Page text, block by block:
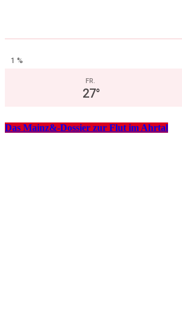
1 %
FR.
27°
Das Mainz&-Dossier zur Flut im Ahrtal